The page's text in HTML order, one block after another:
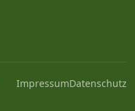
ImpressumDatenschutz